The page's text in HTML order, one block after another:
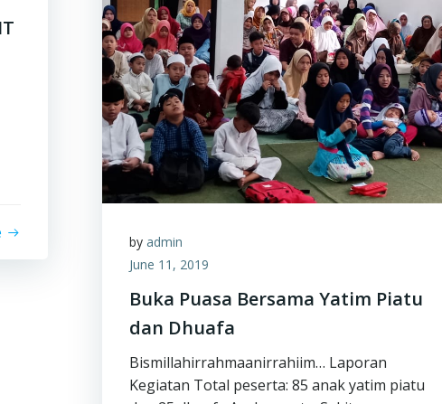
byadmin
June 11, 2019
Buka Puasa Bersama Yatim Piatu
dan Dhuafa
Bismillahirrahmaanirrahiim… Laporan
Kegiatan Total peserta: 85 anak yatim piatu